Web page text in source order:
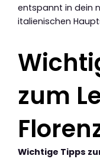
entspannt in dein
italienischen
zum
Wichtige Tipps